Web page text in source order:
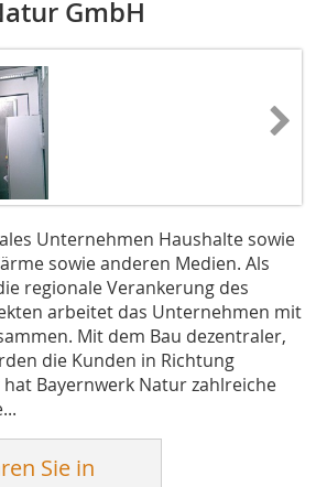
GmbH
Unternehmen Haushalte sowie
sowie anderen Medien. Als
regionale Verankerung des
arbeitet das Unternehmen mit
Mit dem Bau dezentraler,
die Kunden in Richtung
Bayernwerk Natur zahlreiche
Sie in